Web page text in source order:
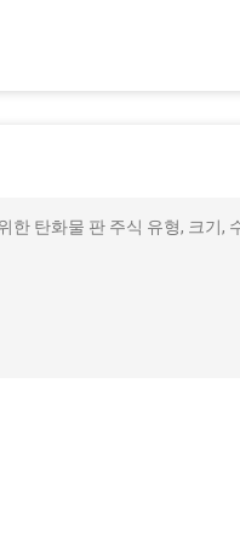
탄화물 판 주식 유형, 크기,